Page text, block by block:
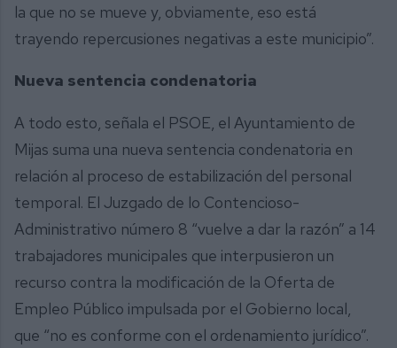
la que no se mueve y, obviamente, eso está
trayendo repercusiones negativas a este municipio”.
Nueva sentencia condenatoria
A todo esto, señala el PSOE, el Ayuntamiento de
Mijas suma una nueva sentencia condenatoria en
relación al proceso de estabilización del personal
temporal. El Juzgado de lo Contencioso-
Administrativo número 8 “vuelve a dar la razón” a 14
trabajadores municipales que interpusieron un
recurso contra la modificación de la Oferta de
Empleo Público impulsada por el Gobierno local,
que “no es conforme con el ordenamiento jurídico”.